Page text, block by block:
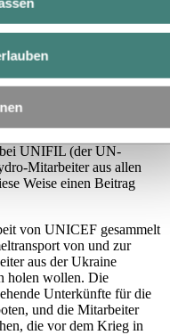
Gegenwert einer Stunde
Arbeit zu unterstützen.
wir gemeinsam und
können", sagt
und Vorsitzender
es ist, Menschen in
UNIFIL (der UN-
Mitarbeiter aus allen
Weise einen Beitrag
von UNICEF gesammelt
von und zur
aus der Ukraine
holen wollen. Die
Unterkünfte für die
und die Mitarbeiter
die vor dem Krieg in